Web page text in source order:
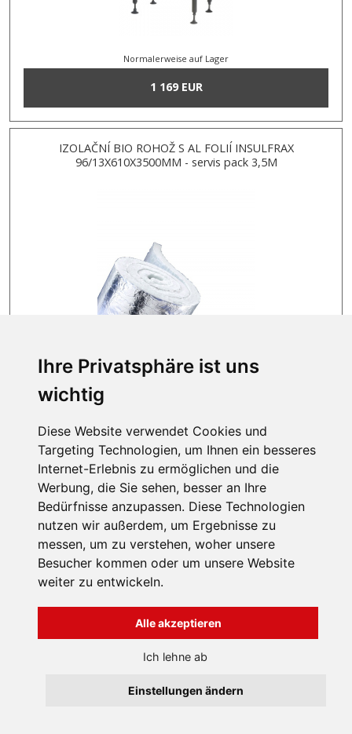
Ihre Privatsphäre ist uns
wichtig
Diese Website verwendet Cookies und
Targeting Technologien, um Ihnen ein besseres
Internet-Erlebnis zu ermöglichen und die
Werbung, die Sie sehen, besser an Ihre
Bedürfnisse anzupassen. Diese Technologien
nutzen wir außerdem, um Ergebnisse zu
messen, um zu verstehen, woher unsere
Besucher kommen oder um unsere Website
weiter zu entwickeln.
Alle akzeptieren
Ich lehne ab
Einstellungen ändern
Normalerweise auf Lager
1 169 EUR
IZOLAČNÍ BIO ROHOŽ S AL FOLIÍ INSULFRAX
96/13X610X3500MM - servis pack 3,5M
Normalerweise auf Lager
1 2 3 4 .. 44
INFORMATION
Allgemeine
Geschäftsbedingungen
Uber uns
Kontakten
profesionální webové stránky: triangl web